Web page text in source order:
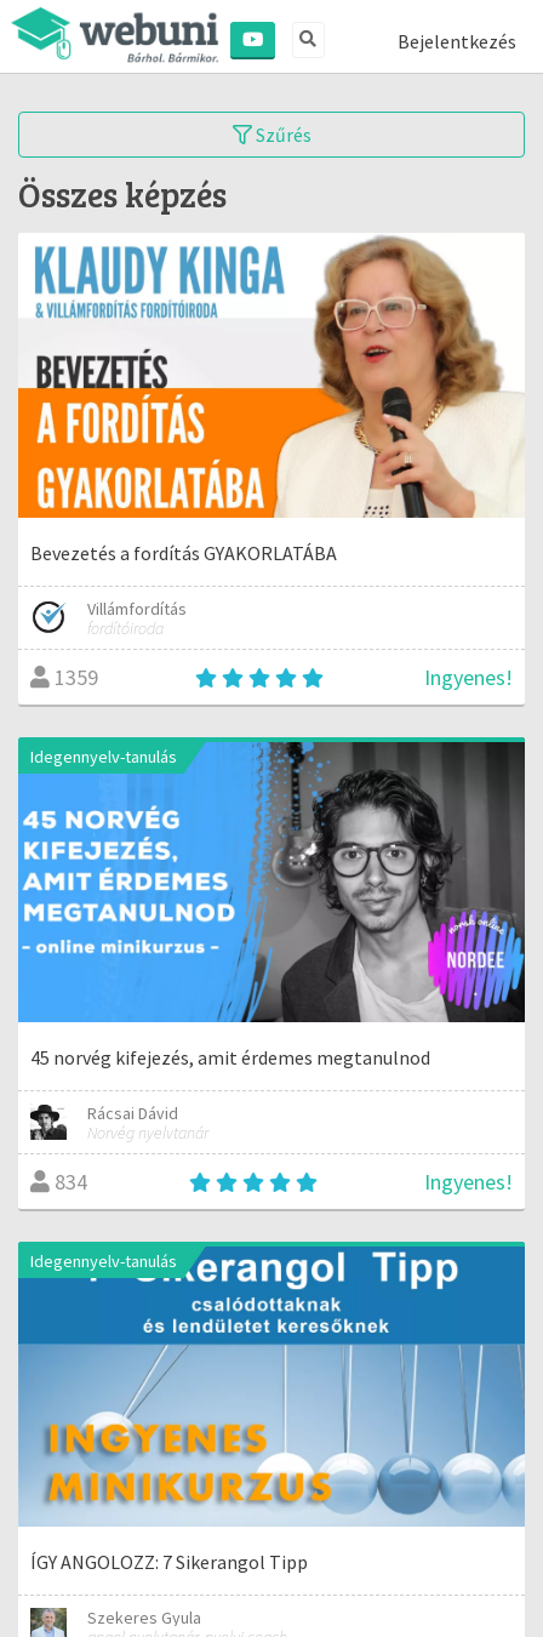
Bejelentkezés
Szűrés
Összes képzés
Bevezetés a fordítás GYAKORLATÁBA
Villámfordítás
fordítóiroda
1359 Ingyenes!
Idegennyelv-tanulás
45 norvég kifejezés, amit érdemes megtanulnod
Rácsai Dávid
Norvég nyelvtanár
834 Ingyenes!
Idegennyelv-tanulás
ÍGY ANGOLOZZ: 7 Sikerangol Tipp
Szekeres Gyula